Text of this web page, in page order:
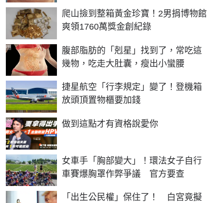
爬山撿到整箱黃金珍寶！2男捐博物館
爽領1760萬獎金創紀錄
腹部脂肪的「剋星」找到了，常吃這
幾物，吃走大肚囊，瘦出小蠻腰
PR
捷星航空「行李規定」變了！登機箱
放頭頂置物櫃要加錢
做到這點才有資格說愛你
PR
女車手「胸部變大」！環法女子自行
車賽爆胸罩作弊爭議 官方要查
「出生公民權」保住了！ 白宮竟擬